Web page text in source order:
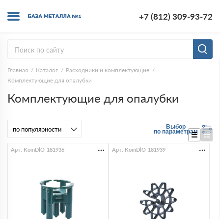
+7 (812) 309-93-72
Главная Каталог
Расходники и комплектующие
Комплектующие для опалубки
Комплектующие для опалубки
Выбор
по параметрам
Арт. KomDlO-181936 Арт. KomDlO-181939